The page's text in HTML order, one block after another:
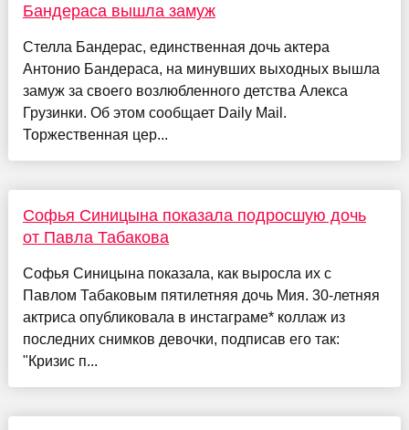
Бандераса вышла замуж
Стелла Бандерас, единственная дочь актера
Антонио Бандераса, на минувших выходных вышла
замуж за своего возлюбленного детства Алекса
Грузинки. Об этом сообщает Daily Mail.
Торжественная цер...
Софья Синицына показала подросшую дочь
от Павла Табакова
Софья Синицына показала, как выросла их с
Павлом Табаковым пятилетняя дочь Мия. 30-летняя
актриса опубликовала в инстаграме* коллаж из
последних снимков девочки, подписав его так:
"Кризис п...